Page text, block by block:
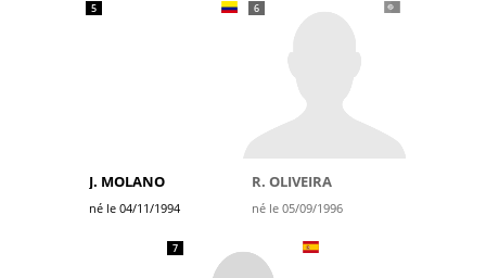
5
J. MOLANO
né le 04/11/1994
6
R. OLIVEIRA
né le 05/09/1996
7